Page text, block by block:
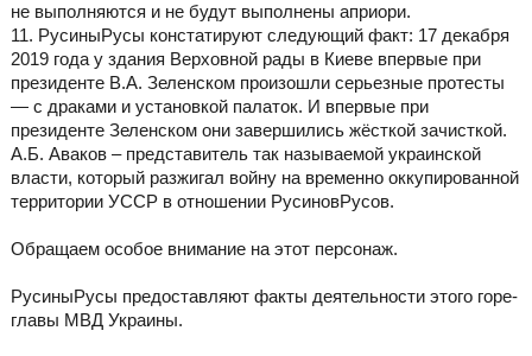
не выполняются и не будут выполнены априори.
11. РусиныРусы констатируют следующий факт: 17 декабря
2019 года у здания Верховной рады в Киеве впервые при
президенте В.А. Зеленском произошли серьезные протесты
— с драками и установкой палаток. И впервые при
президенте Зеленском они завершились жёсткой зачисткой.
А.Б. Аваков – представитель так называемой украинской
власти, который разжигал войну на временно оккупированной
территории УССР в отношении РусиновРусов.
Обращаем особое внимание на этот персонаж.
РусиныРусы предоставляют факты деятельности этого горе-
главы МВД Украины.